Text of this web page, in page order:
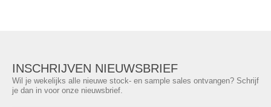
INSCHRIJVEN NIEUWSBRIEF
Wil je wekelijks alle nieuwe stock- en sample sales ontvangen? Schrijf
je dan in voor onze nieuwsbrief.